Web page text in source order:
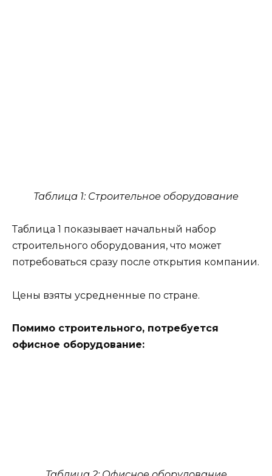
Таблица 1: Строительное оборудование
Таблица 1 показывает начальный набор
строительного оборудования, что может
потребоваться сразу после открытия компании.
Цены взяты усредненные по стране.
Помимо строительного, потребуется
офисное оборудование: